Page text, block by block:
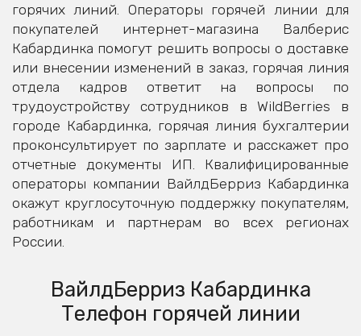
горячих линий. Операторы горячей линии для
покупателей интернет-магазина Валберис
Кабардинка помогут решить вопросы о доставке
или внесении изменений в заказ, горячая линия
отдела кадров ответит на вопросы по
трудоустройству сотрудников в WildBerries в
городе Кабардинка, горячая линия бухгалтерии
проконсультирует по зарплате и расскажет про
отчетные документы ИП. Квалифицированные
операторы компании ВайлдБерриз Кабардинка
окажут круглосуточную поддержку покупателям,
работникам и партнерам во всех регионах
России.
ВайлдБерриз Кабардинка
Телефон горячей линии